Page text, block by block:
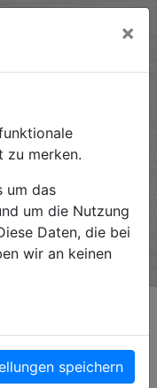
Sachsen-Anhalt
×
zu merken.
um das
um die Nutzung
Daten, die bei
wir an keinen
speichern